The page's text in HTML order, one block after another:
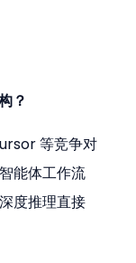
？
等竞争对
能体工作流
度推理直接